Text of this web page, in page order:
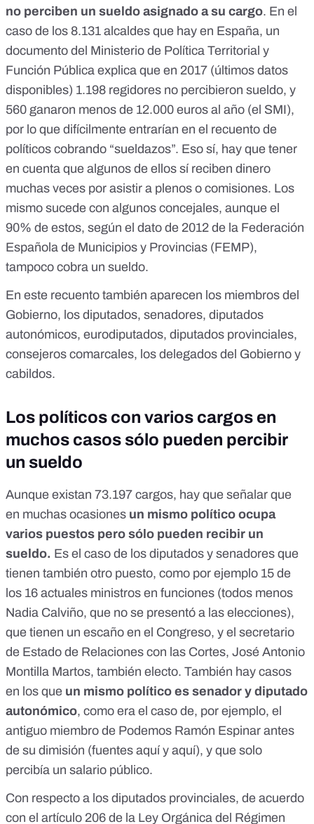
no perciben un sueldo asignado a su cargo. En el
caso de los 8.131 alcaldes que hay en España, un
documento del Ministerio de Política Territorial y
Función Pública explica que en 2017 (últimos datos
disponibles) 1.198 regidores no percibieron sueldo, y
560 ganaron menos de 12.000 euros al año (el SMI),
por lo que difícilmente entrarían en el recuento de
políticos cobrando “sueldazos”. Eso sí, hay que tener
en cuenta que algunos de ellos sí reciben dinero
muchas veces por asistir a plenos o comisiones. Los
mismo sucede con algunos concejales, aunque el
90% de estos, según el dato de 2012 de la Federación
Española de Municipios y Provincias (FEMP),
tampoco cobra un sueldo.
En este recuento también aparecen los miembros del
Gobierno, los diputados, senadores, diputados
autonómicos, eurodiputados, diputados provinciales,
consejeros comarcales, los delegados del Gobierno y
cabildos.
Los políticos con varios cargos en
muchos casos sólo pueden percibir
un sueldo
Aunque existan 73.197 cargos, hay que señalar que
en muchas ocasiones un mismo político ocupa
varios puestos pero sólo pueden recibir un
sueldo. Es el caso de los diputados y senadores que
tienen también otro puesto, como por ejemplo 15 de
los 16 actuales ministros en funciones (todos menos
Nadia Calviño, que no se presentó a las elecciones),
que tienen un escaño en el Congreso, y el secretario
de Estado de Relaciones con las Cortes, José Antonio
Montilla Martos, también electo. También hay casos
en los que un mismo político es senador y diputado
autonómico, como era el caso de, por ejemplo, el
antiguo miembro de Podemos Ramón Espinar antes
de su dimisión (fuentes aquíy aquí), y que solo
percibía un salario público.
Con respecto a los diputados provinciales, de acuerdo
con el artículo 206 de la Ley Orgánica del Régimen